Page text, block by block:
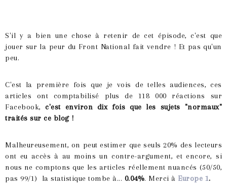
S'il y a bien une chose à retenir de cet épisode, c'est que
jouer sur la peur du Front National fait vendre ! Et pas qu'un
peu.
C'est la première fois que je vois de telles audiences, ces
articles ont comptabilisé plus de 118 000 réactions sur
Facebook,c'est environ dix fois que les sujets "normaux"
traités sur ce blog !
Malheureusement, on peut estimer que seuls 20% des lecteurs
ont eu accès à au moins un contre-argument, et encore, si
nous ne comptons que les articles réellement nuancés (50/50,
pas 99/1) la statistique tombe à... 0.04%. Merci à Europe 1.